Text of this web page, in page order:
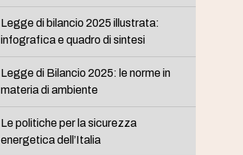
Legge di bilancio 2025 illustrata:
infografica e quadro di sintesi
Legge di Bilancio 2025: le norme in
materia di ambiente
Le politiche per la sicurezza
energetica dell’Italia